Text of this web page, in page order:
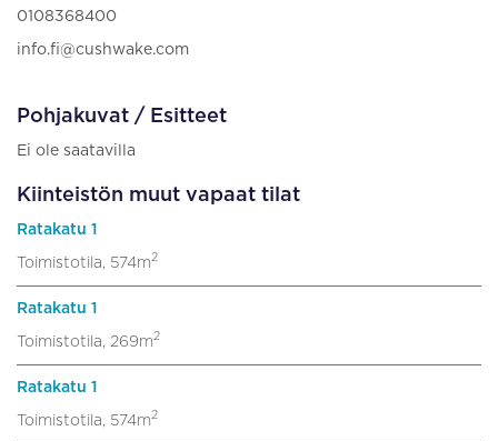
0108368400
info.fi@cushwake.com
Pohjakuvat / Esitteet
Ei ole saatavilla
Kiinteistön muut vapaat tilat
Ratakatu 1
Toimistotila, 574m2
Ratakatu 1
Toimistotila, 269m2
Ratakatu 1
Toimistotila, 574m2